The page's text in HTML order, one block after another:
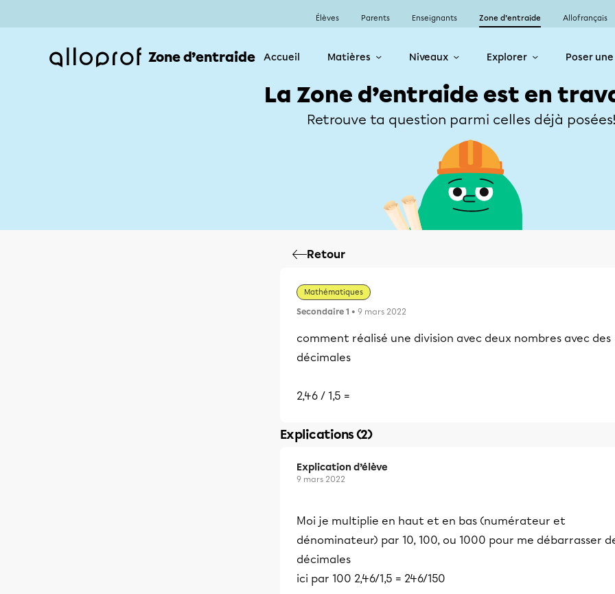
Élèves Parents Enseignants Zone d’entraide Allofrançais
Zone d’entraide Accueil Matières Niveaux Explorer Poser
La Zone d’entraide est en
Retrouve ta question parmi celles déjà
Retour
Mathématiques
Secondaire 1 • 9 mars 2022
comment réalisé une division avec deux nombres avec des
décimales
2,46 / 1,5 =
Explications (2)
Explication d’élève
9 mars 2022
Moi je multiplie en haut et en bas (numérateur et
dénominateur) par 10, 100, ou 1000 pour me débarrasser
décimales
ici par 100 2,46/1,5 = 246/150